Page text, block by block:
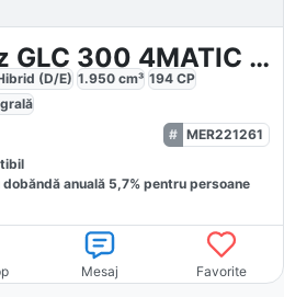
Mercedes-Benz GLC 300 4MATIC NIGHT
(D/E) 1.950 cm³ 194 CP
MER221261
dobăndă anuală 5,7% pentru persoane
Mesaj Favorite